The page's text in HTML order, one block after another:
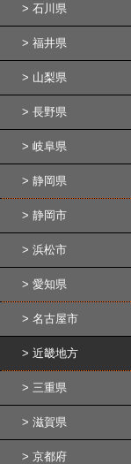
石川県
福井県
山梨県
長野県
岐阜県
静岡県
静岡市
浜松市
愛知県
名古屋市
近畿地方
三重県
滋賀県
京都府